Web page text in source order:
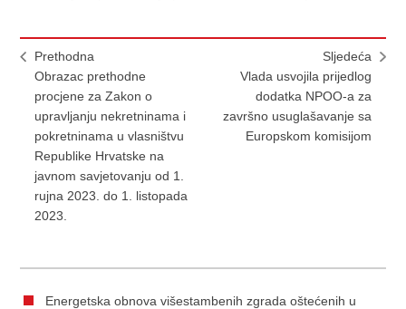
Prethodna
Obrazac prethodne
procjene za Zakon o
upravljanju nekretninama i
pokretninama u vlasništvu
Republike Hrvatske na
javnom savjetovanju od 1.
rujna 2023. do 1. listopada
2023.
Sljedeća
Vlada usvojila prijedlog
dodatka NPOO-a za
završno usuglašavanje sa
Europskom komisijom
Energetska obnova višestambenih zgrada oštećenih u